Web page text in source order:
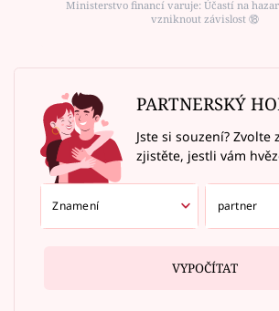
Ministerstvo financí varuje: Účastí na
vzniknout závislost ⑱
PARTNERSKÝ
Jste si souzení? Zvolte
zjistěte, jestli vám
VYPOČÍTAT